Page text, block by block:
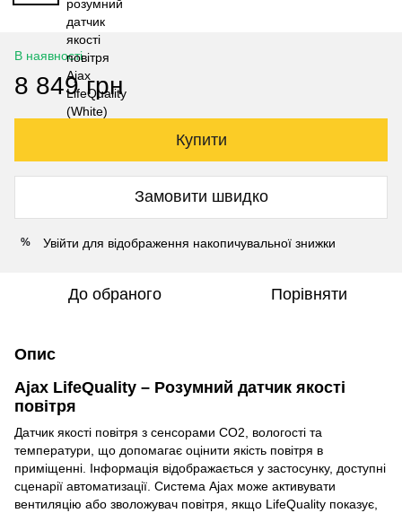
В наявності
8 849 грн
Купити
Замовити швидко
% Увійти для відображення накопичувальної знижки
До обраного Порівняти
Опис
Ajax LifeQuality – Розумний датчик якості
повітря
Датчик якості повітря з сенсорами CO2, вологості та
температури, що допомагає оцінити якість повітря в
приміщенні. Інформація відображається у застосунку, доступні
сценарії автоматизації. Система Ajax може активувати
вентиляцію або зволожувач повітря, якщо LifeQuality показує,